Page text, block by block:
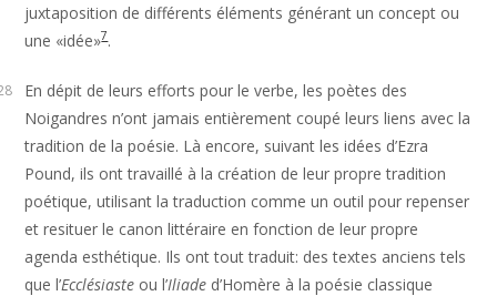
juxtaposition de différents éléments générant un concept ou
une «idée»7.
En dépit de leurs efforts pour le verbe, les poètes des
Noigandres n’ont jamais entièrement coupé leurs liens avec la
tradition de la poésie. Là encore, suivant les idées d’Ezra
Pound, ils ont travaillé à la création de leur propre tradition
poétique, utilisant la traduction comme un outil pour repenser
et resituer le canon littéraire en fonction de leur propre
agenda esthétique. Ils ont tout traduit: des textes anciens tels
que l’Ecclésiaste ou l’Iliade d’Homère à la poésie classique